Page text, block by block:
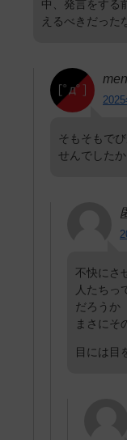
中、発言をする
えるべきだった
そもそもで
せんでした
不快にさ
人たちっ
だろうか
まさにそ
目には目